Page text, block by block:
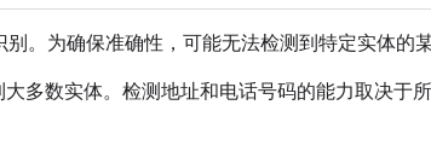
。为确保准确性，可能无法检测到特定实体的某
多数实体。检测地址和电话号码的能力取决于